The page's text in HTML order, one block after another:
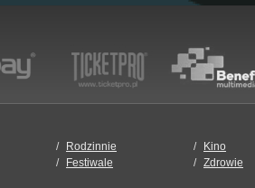
Rodzinnie Kino
Festiwale Zdrowie